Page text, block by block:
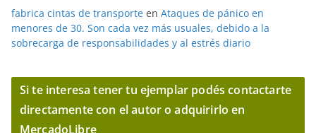
fabrica cintas de transporte en Ataques de pánico en
menores de 30. Son cada vez más usuales, debido a la
sobrecarga de responsabilidades y al estrés diario
Si te interesa tener tu ejemplar podés contactarte
directamente con el autor o adquirirlo en
MercadoLibre